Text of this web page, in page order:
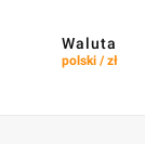
Waluta
polski / zł